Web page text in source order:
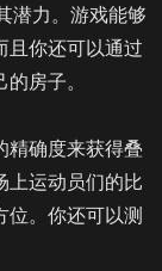
潜力。游戏能够
且你还可以通过
房子。
精确度来获得叠
上运动员们的比
位。你还可以测